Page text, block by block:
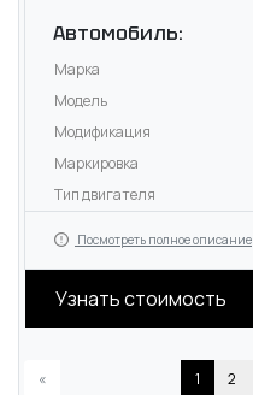
Автомобиль:
Марка
Модель
Модификация
Маркировка
Тип двигателя
Посмотреть полное описание
Узнать стоимость
« 1 2